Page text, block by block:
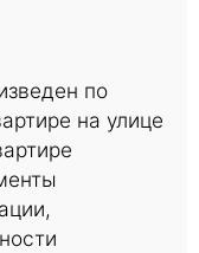
по
на улице